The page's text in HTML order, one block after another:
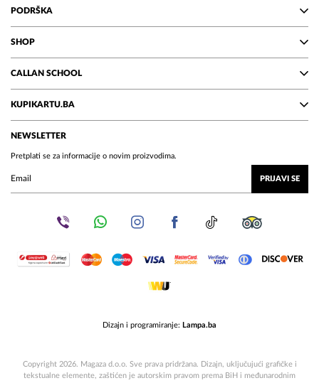
PODRŠKA
SHOP
CALLAN SCHOOL
KUPIKARTU.BA
NEWSLETTER
Pretplati se za informacije o novim proizvodima.
PRIJAVI SE
Dizajn i programiranje: Lampa.ba
Copyright 2026. Magaza d.o.o. Sve prava pridržana. Dizajn, uključujući grafičke i
tekstualne elemente, zaštićen je autorskim pravom prema BiH i međunarodnim